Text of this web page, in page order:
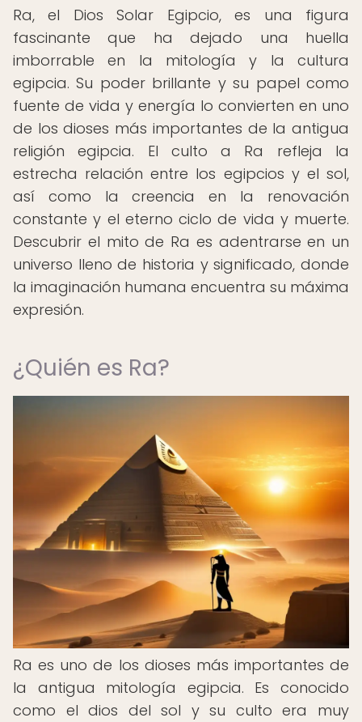
Ra, el Dios Solar Egipcio, es una figura
fascinante que ha dejado una huella
imborrable en la mitología y la cultura
egipcia. Su poder brillante y su papel como
fuente de vida y energía lo convierten en uno
de los dioses más importantes de la antigua
religión egipcia. El culto a Ra refleja la
estrecha relación entre los egipcios y el sol,
así como la creencia en la renovación
constante y el eterno ciclo de vida y muerte.
Descubrir el mito de Ra es adentrarse en un
universo lleno de historia y significado, donde
la imaginación humana encuentra su máxima
expresión.
¿Quién es Ra?
Ra es uno de los dioses más importantes de
la antigua mitología egipcia. Es conocido
como el dios del sol y su culto era muy